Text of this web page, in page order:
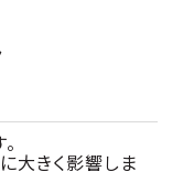
大きく影響しま